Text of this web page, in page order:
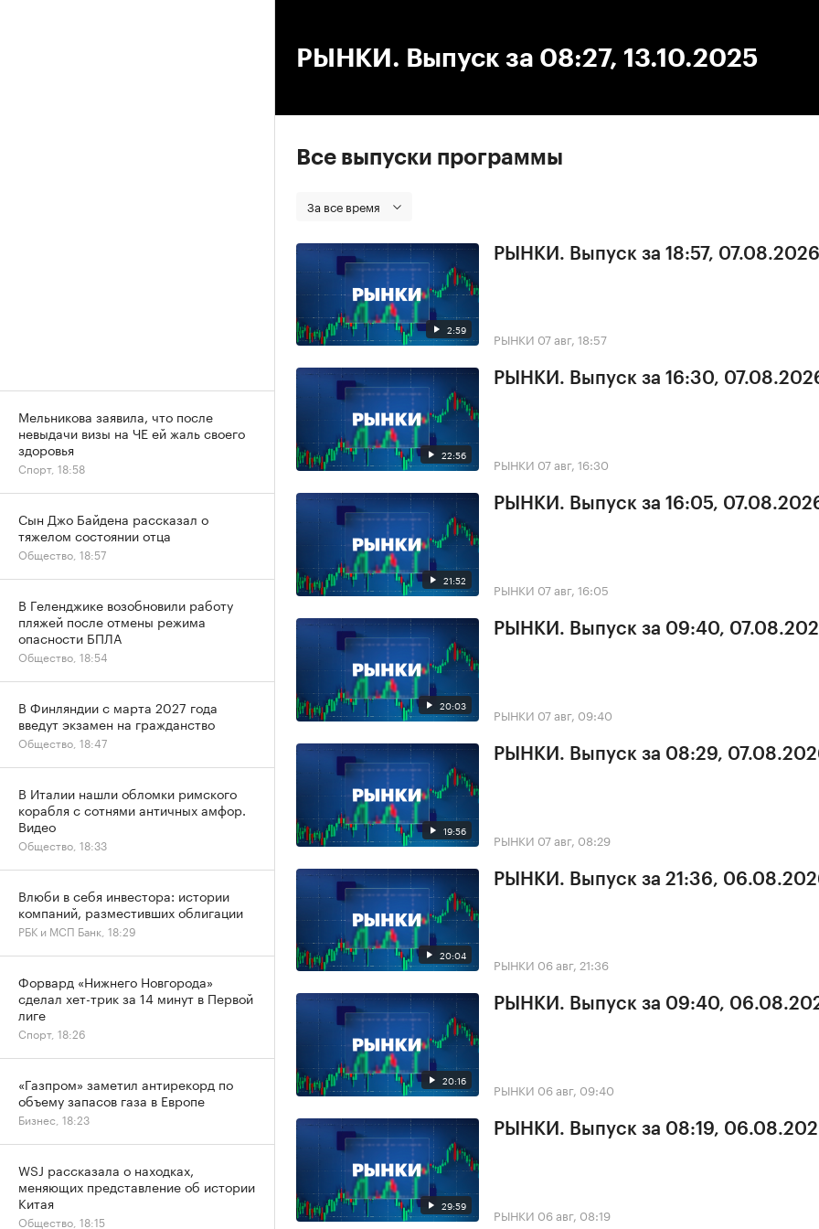
РЫНКИ. Выпуск за 08:27, 13.10.2025
Все выпуски программы
За все время
2:59
РЫНКИ. Выпуск за 18:57, 07.08.2026
РЫНКИ 07 авг, 18:57
22:56
РЫНКИ. Выпуск за 16:30,
РЫНКИ 07 авг, 16:30
21:52
РЫНКИ. Выпуск за 16:05,
РЫНКИ 07 авг, 16:05
20:03
РЫНКИ. Выпуск за 09:40,
РЫНКИ 07 авг, 09:40
19:56
РЫНКИ. Выпуск за 08:29,
РЫНКИ 07 авг, 08:29
20:04
РЫНКИ. Выпуск за 21:36,
РЫНКИ 06 авг, 21:36
20:16
РЫНКИ. Выпуск за 09:40,
РЫНКИ 06 авг, 09:40
29:59
РЫНКИ. Выпуск за 08:19,
РЫНКИ 06 авг, 08:19
Мельникова заявила, что после
невыдачи визы на ЧЕ ей жаль своего
здоровья
Спорт, 18:58
Сын Джо Байдена рассказал о
тяжелом состоянии отца
Общество, 18:57
В Геленджике возобновили работу
пляжей после отмены режима
опасности БПЛА
Общество, 18:54
В Финляндии с марта 2027 года
введут экзамен на гражданство
Общество, 18:47
В Италии нашли обломки римского
корабля с сотнями античных амфор.
Видео
Общество, 18:33
Влюби в себя инвестора: истории
компаний, разместивших облигации
РБК и МСП Банк, 18:29
Форвард «Нижнего Новгорода»
сделал хет-трик за 14 минут в Первой
лиге
Спорт, 18:26
«Газпром» заметил антирекорд по
объему запасов газа в Европе
Бизнес, 18:23
WSJ рассказала о находках,
меняющих представление об истории
Китая
Общество, 18:15